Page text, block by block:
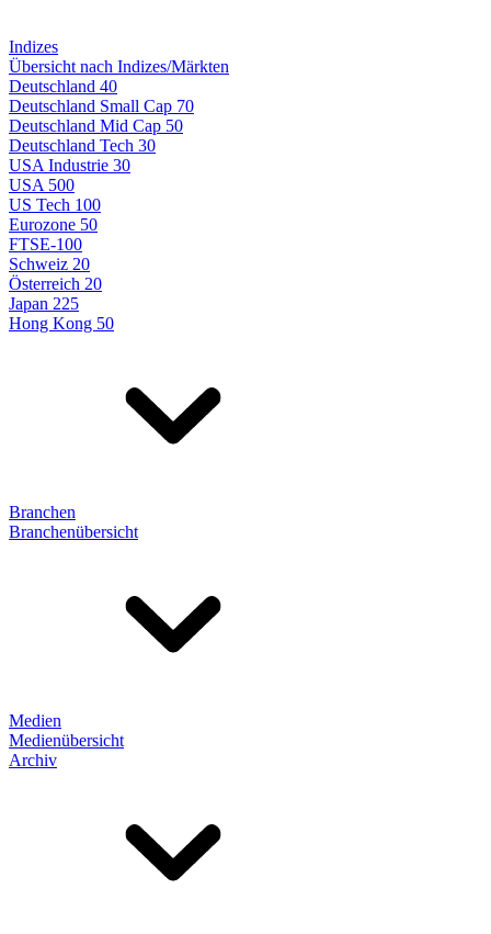
Indizes
Übersicht nach Indizes/Märkten
Deutschland 40
Deutschland Small Cap 70
Deutschland Mid Cap 50
Deutschland Tech 30
USA Industrie 30
USA 500
US Tech 100
Eurozone 50
FTSE-100
Schweiz 20
Österreich 20
Japan 225
Hong Kong 50
Branchen
Branchenübersicht
Medien
Medienübersicht
Archiv